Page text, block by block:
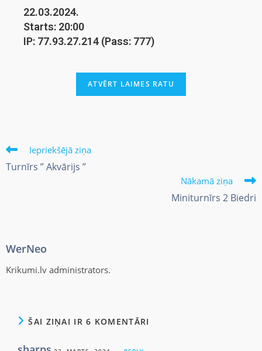
22.03.2024.
Starts: 20:00
IP: 77.93.27.214 (Pass: 777)
Iepriekšējā ziņa
Turnīrs ” Akvārijs ”
Nākamā ziņa
Miniturnīrs 2 Biedri
WerNeo
Krikumi.lv administrators.
ŠAI ZIŅAI IR 6 KOMENTĀRI